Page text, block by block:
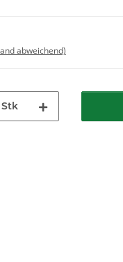
abweichend)
Stk